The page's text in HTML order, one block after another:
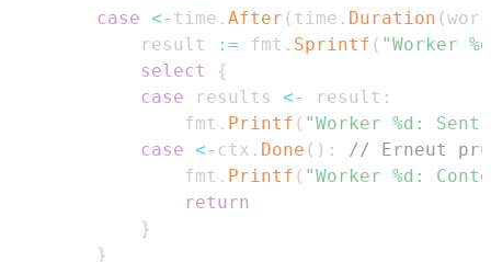
case <- time . After ( time . Duration (
			result
:= fmt . Sprintf ( "Worker
select
{
case results <- result :
				fmt
. Printf ( "Worker %d:
case <- ctx . Done ( ) :
// Erneut
				fmt
. Printf ( "Worker %d:
return
}
}